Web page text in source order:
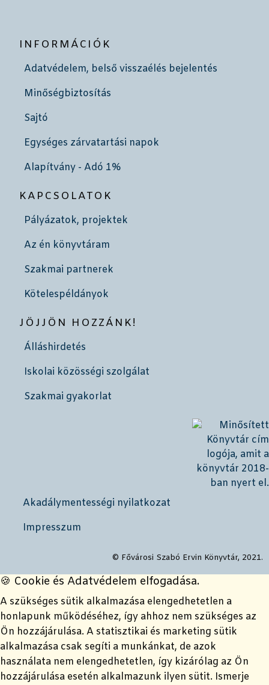
INFORMÁCIÓK
Adatvédelem, belső visszaélés bejelentés
Minőségbiztosítás
Sajtó
Egységes zárvatartási napok
Alapítvány - Adó 1%
KAPCSOLATOK
Pályázatok, projektek
Az én könyvtáram
Szakmai partnerek
Kötelespéldányok
JÖJJÖN HOZZÁNK!
Álláshirdetés
Iskolai közösségi szolgálat
Szakmai gyakorlat
Akadálymentességi nyilatkozat
Impresszum
© Fővárosi Szabó Ervin Könyvtár, 2021.
🍪 Cookie és Adatvédelem elfogadása.
A szükséges sütik alkalmazása elengedhetetlen a
honlapunk működéséhez, így ahhoz nem szükséges az
Ön hozzájárulása. A statisztikai és marketing sütik
alkalmazása csak segíti a munkánkat, de azok
használata nem elengedhetetlen, így kizárólag az Ön
hozzájárulása esetén alkalmazunk ilyen sütit. Ismerje